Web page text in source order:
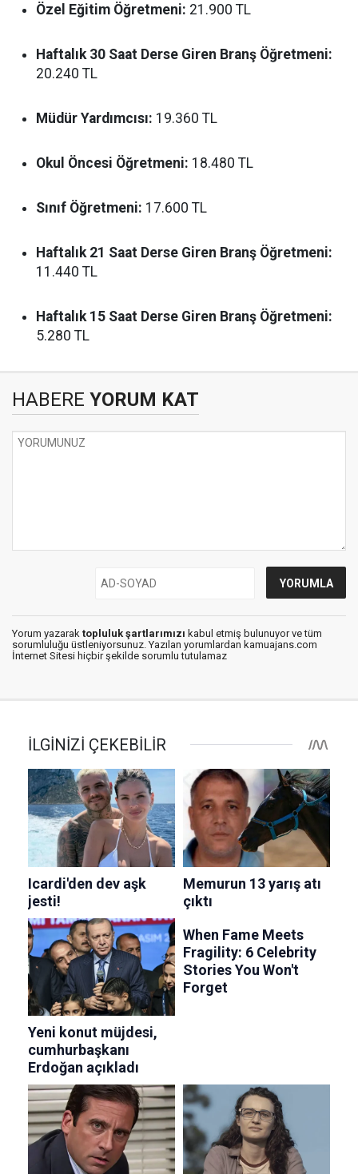
Özel Eğitim Öğretmeni: 21.900 TL
Haftalık 30 Saat Derse Giren Branş Öğretmeni:
20.240 TL
Müdür Yardımcısı: 19.360 TL
Okul Öncesi Öğretmeni: 18.480 TL
Sınıf Öğretmeni: 17.600 TL
Haftalık 21 Saat Derse Giren Branş Öğretmeni:
11.440 TL
Haftalık 15 Saat Derse Giren Branş Öğretmeni:
5.280 TL
HABERE YORUM KAT
Yorum yazarak topluluk şartlarımızı kabul etmiş bulunuyor ve tüm
sorumluluğu üstleniyorsunuz. Yazılan yorumlardan kamuajans.com
İnternet Sitesi hiçbir şekilde sorumlu tutulamaz